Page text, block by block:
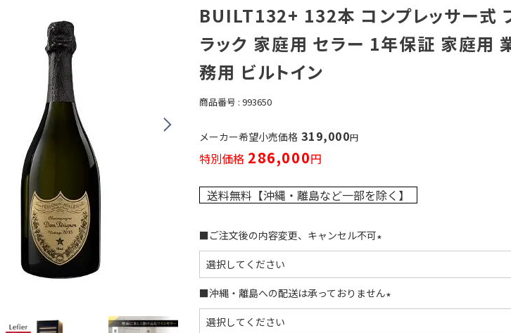
BUILT132+ 132本 コンプレッサー式
ラック 家庭用 セラー 1年保証 家庭用
務用 ビルトイン
商品番号 993650
メーカー希望小売価格 319,000
特別価格 286,000
送料無料【沖縄・離島など一部を除く】
■ご注文後の内容変更、キャンセル不可
須
)
■沖縄・離島への配送は承っておりません